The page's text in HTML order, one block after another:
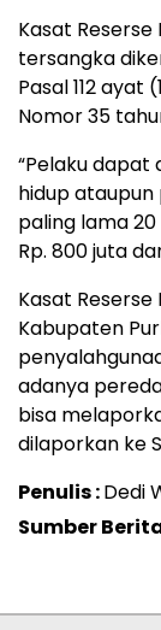
Kasat
tersangka
Pasal 112 ayat
Nomor 35
“Pelaku dapat
hidup
paling lama
Rp. 800 juta
Kasat
Kabupaten
adanya
bisa
dilaporkan ke
Penulis :Dedi
Sumber